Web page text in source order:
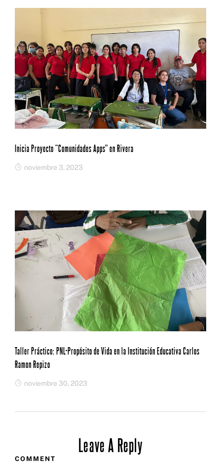
k
Inicia Proyecto “Comunidades Apps” en Rivera
noviembre 3, 2023
Taller Práctico: PNL-Propósito de Vida en la Institución Educativa Carlos
Ramon Repizo
noviembre 30, 2023
Leave A Reply
COMMENT